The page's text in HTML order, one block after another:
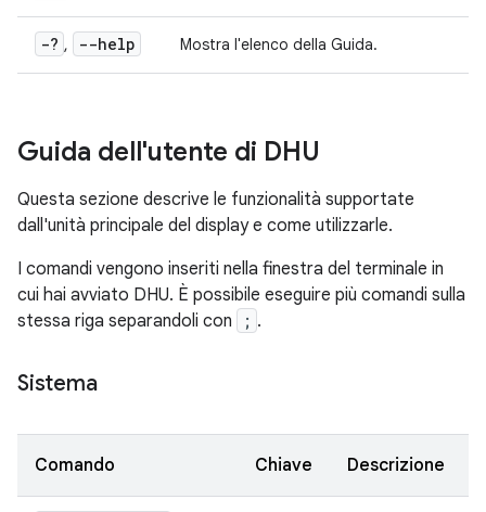
-? , --help Mostra l'elenco della Guida.
Guida dell'utente di DHU
Questa sezione descrive le funzionalità supportate
dall'unità principale del display e come utilizzarle.
I comandi vengono inseriti nella finestra del terminale in
cui hai avviato DHU. È possibile eseguire più comandi sulla
stessa riga separandoli con
; .
Sistema
Comando Chiave Descrizione